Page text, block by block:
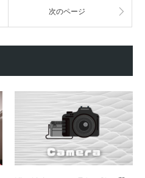
次のページ